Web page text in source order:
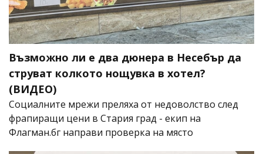
Възможно ли е два дюнера в Несебър да
струват колкото нощувка в хотел?
(ВИДЕО)
Социалните мрежи преляха от недоволство след
фрапиращи цени в Стария град - екип на
Флагман.бг направи проверка на място